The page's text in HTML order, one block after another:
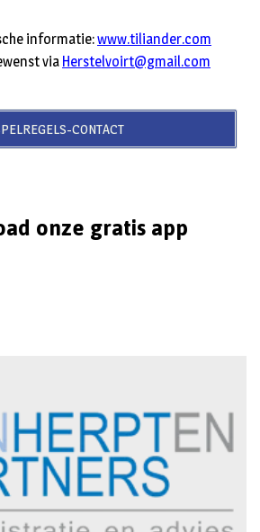
informatie:www.tiliander.com
via Herstelvoirt@gmail.com
CONTACT
onze gratis app